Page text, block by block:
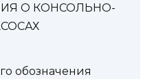
О КОНСОЛЬНО-
обозначения